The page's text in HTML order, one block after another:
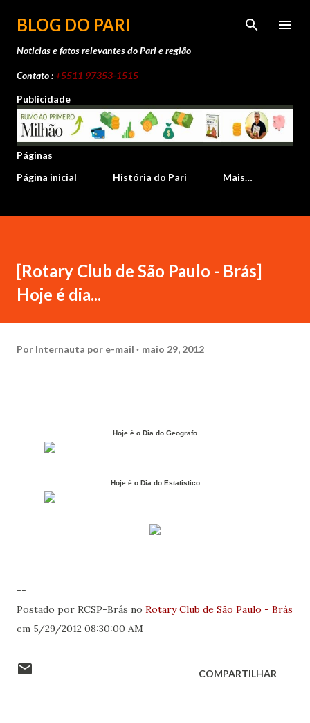
Pular para o conteúdo principal
BLOG DO PARI
Noticias e fatos relevantes do Pari e região
Contato :+5511 97353-1515
Publicidade
Páginas
Página inicial
História do Pari Mais…
[Rotary Club de São Paulo - Brás]
Hoje é dia...
Por Internauta por e-mail maio 29, 2012
Hoje é o Dia do Geografo
Hoje é o Dia do Estatistico
--
Postado por RCSP-Brás no Rotary Club de São Paulo - Brás
em 5/29/2012 08:30:00 AM
COMPARTILHAR